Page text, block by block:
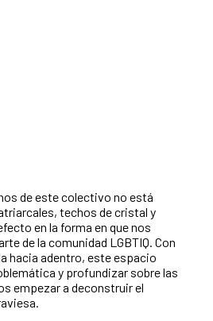
de este colectivo no está
techos de cristal y
en la forma en que nos
de la comunidad LGBTIQ. Con
hacia adentro, este espacio
y profundizar sobre las
empezar a deconstruir el